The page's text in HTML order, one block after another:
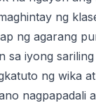
ng
ng agarang
sa iyong
ng wika
nagpapadali